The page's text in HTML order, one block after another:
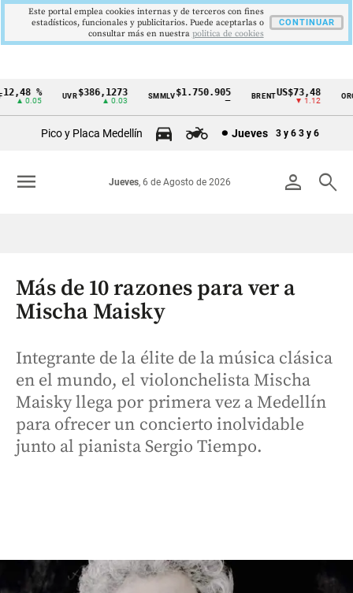
Cintillo
Colombia
%
▲ 0.05
UVR$386,1273
▲ 0.03
SMMLV$1.750.905 BRENTUS$73,48
▼ 1.12
ORO
Pico y Placa Medellín Jueves 3 y 6 3 y 6
person search
Jueves, 6 de Agosto de 2026
menu
Más de 10 razones para ver a
Mischa Maisky
Integrante de la élite de la música clásica
en el mundo, el violonchelista Mischa
Maisky llega por primera vez a Medellín
para ofrecer un concierto inolvidable
junto al pianista Sergio Tiempo.
Este portal emplea cookies internas y de terceros con fines
estadísticos, funcionales y publicitarios. Puede aceptarlas o
consultar más en nuestra politica de cookies
CONTINUAR